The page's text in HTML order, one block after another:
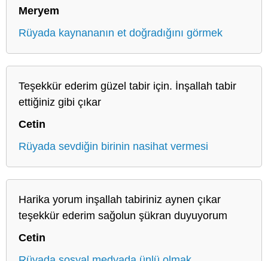
Meryem
Rüyada kaynananın et doğradığını görmek
Teşekkür ederim güzel tabir için. İnşallah tabir
ettiğiniz gibi çıkar
Cetin
Rüyada sevdiğin birinin nasihat vermesi
Harika yorum inşallah tabiriniz aynen çıkar
teşekkür ederim sağolun şükran duyuyorum
Cetin